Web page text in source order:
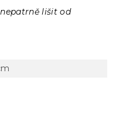
lišit od